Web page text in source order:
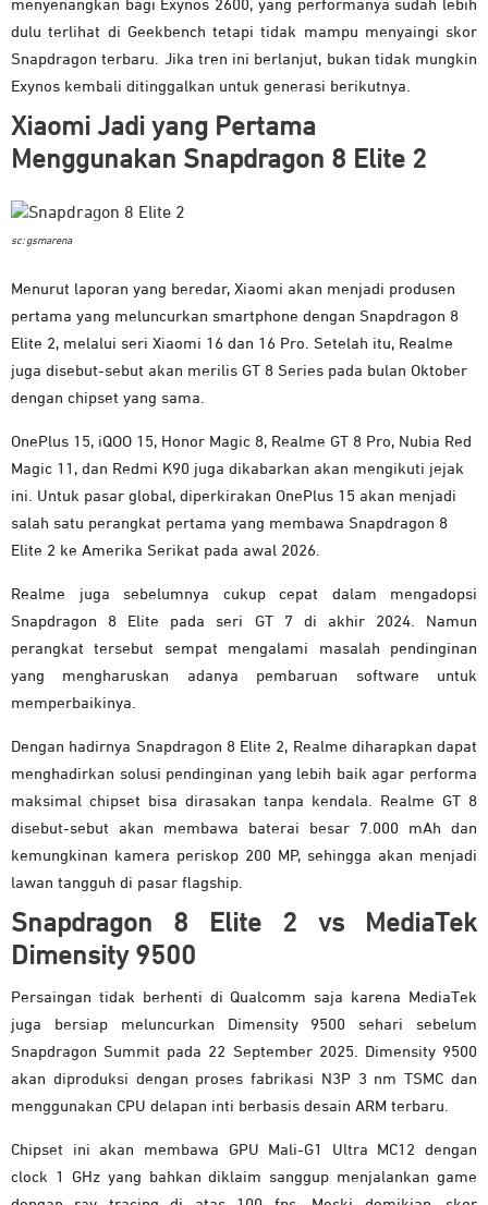
menyenangkan bagi Exynos 2600, yang performanya sudah lebih
dulu terlihat di Geekbench tetapi tidak mampu menyaingi skor
Snapdragon terbaru. Jika tren ini berlanjut, bukan tidak mungkin
Exynos kembali ditinggalkan untuk generasi berikutnya.
Xiaomi Jadi yang Pertama
Menggunakan Snapdragon 8 Elite 2
sc: gsmarena
Menurut laporan yang beredar, Xiaomi akan menjadi produsen
pertama yang meluncurkan smartphone dengan Snapdragon 8
Elite 2, melalui seri Xiaomi 16 dan 16 Pro. Setelah itu, Realme
juga disebut-sebut akan merilis GT 8 Series pada bulan Oktober
dengan chipset yang sama.
OnePlus 15, iQOO 15, Honor Magic 8, Realme GT 8 Pro, Nubia Red
Magic 11, dan Redmi K90 juga dikabarkan akan mengikuti jejak
ini. Untuk pasar global, diperkirakan OnePlus 15 akan menjadi
salah satu perangkat pertama yang membawa Snapdragon 8
Elite 2 ke Amerika Serikat pada awal 2026.
Realme juga sebelumnya cukup cepat dalam mengadopsi
Snapdragon 8 Elite pada seri GT 7 di akhir 2024. Namun
perangkat tersebut sempat mengalami masalah pendinginan
yang mengharuskan adanya pembaruan software untuk
memperbaikinya.
Dengan hadirnya Snapdragon 8 Elite 2, Realme diharapkan dapat
menghadirkan solusi pendinginan yang lebih baik agar performa
maksimal chipset bisa dirasakan tanpa kendala. Realme GT 8
disebut-sebut akan membawa baterai besar 7.000 mAh dan
kemungkinan kamera periskop 200 MP, sehingga akan menjadi
lawan tangguh di pasar flagship.
Snapdragon 8 Elite 2 vs MediaTek
Dimensity 9500
Persaingan tidak berhenti di Qualcomm saja karena MediaTek
juga bersiap meluncurkan Dimensity 9500 sehari sebelum
Snapdragon Summit pada 22 September 2025. Dimensity 9500
akan diproduksi dengan proses fabrikasi N3P 3 nm TSMC dan
menggunakan CPU delapan inti berbasis desain ARM terbaru.
Chipset ini akan membawa GPU Mali-G1 Ultra MC12 dengan
clock 1 GHz yang bahkan diklaim sanggup menjalankan game